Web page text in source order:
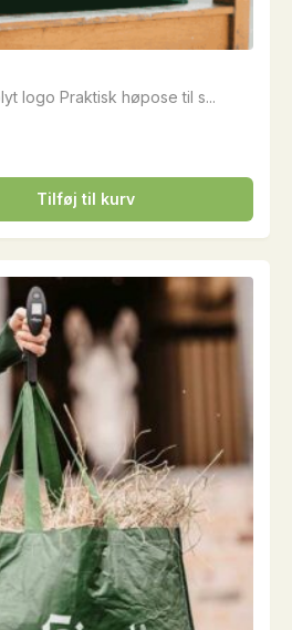
logo Praktisk høpose til s...
Tilføj til kurv